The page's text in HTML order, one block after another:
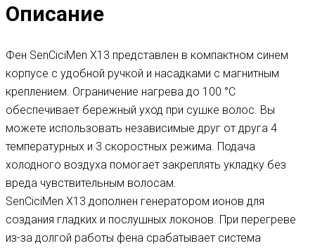
Описание
Фен SenCiciMen X13 представлен в компактном синем
корпусе с удобной ручкой и насадками с магнитным
креплением. Ограничение нагрева до 100 °C
обеспечивает бережный уход при сушке волос. Вы
можете использовать независимые друг от друга 4
температурных и 3 скоростных режима. Подача
холодного воздуха помогает закреплять укладку без
вреда чувствительным волосам.
SenCiciMen X13 дополнен генератором ионов для
создания гладких и послушных локонов. При перегреве
из-за долгой работы фена срабатывает система